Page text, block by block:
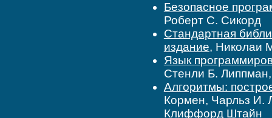
Безопасное
Роберт С. Сикорд
Стандартная
издание, Николаи
Язык
Стенли Б.
Алгоритмы:
Кормен, Чарльз И.
Клиффорд Штайн